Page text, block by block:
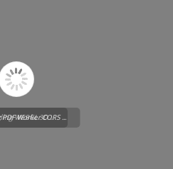
WEBGL 3D ...
Worker CORS ...